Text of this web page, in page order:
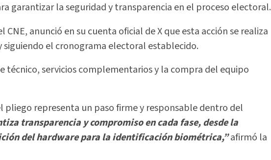
garantizar la seguridad y transparencia en el proceso electoral.
CNE, anunció en su cuenta oficial de X que esta acción se realiza
el cronograma electoral establecido.
técnico, servicios complementarios y la compra del equipo
pliego representa un paso firme y responsable dentro del
transparencia y compromiso en cada fase, desde la
del hardware para la identificación biométrica,”afirmó la